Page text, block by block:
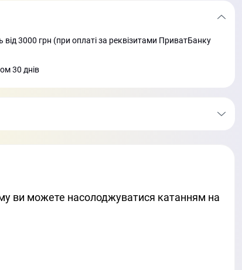
3000 грн (при оплаті за реквізитами ПриватБанку
30 днів
ви можете насолоджуватися катанням на